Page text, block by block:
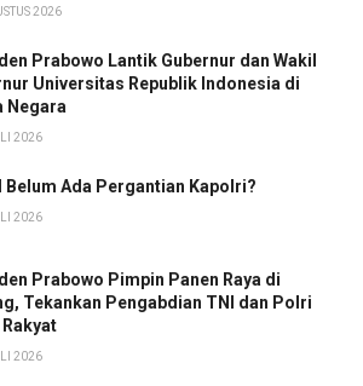
2026
Prabowo Lantik Gubernur dan Wakil
Universitas Republik Indonesia di
Negara
2026
Belum Ada Pergantian Kapolri?
2026
Prabowo Pimpin Panen Raya di
Tekankan Pengabdian TNI dan Polri
2026